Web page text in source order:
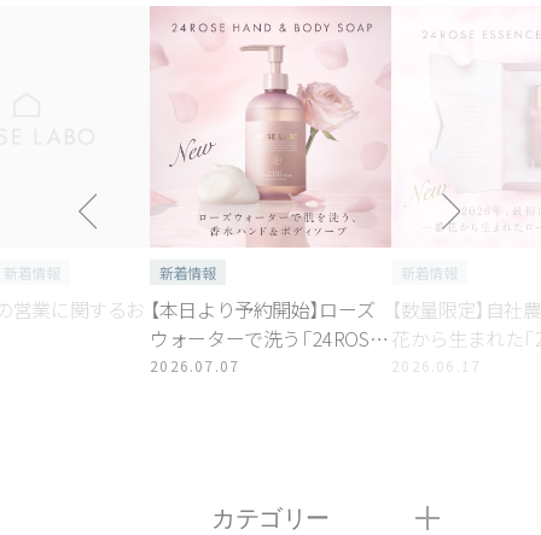
新着情報
営業に関するお
新着情報
【本日より予約開始】ローズ
ウォーターで洗う「24ROSE®
ローズハンド＆ボディソー
2026.07.07
新着情報
【数量限定】自社
花から生まれた「
ーズエッセンス
2026.06.17
カテゴリー